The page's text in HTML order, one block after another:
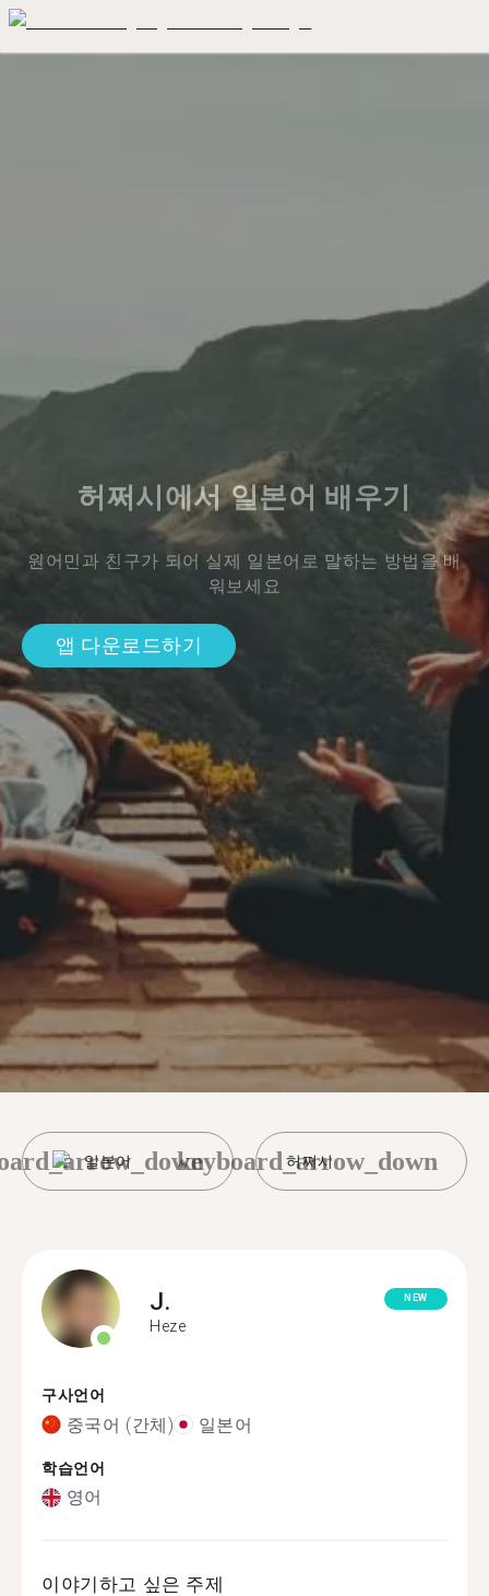
허쩌시에서 일본어 배우기
원어민과 친구가 되어 실제 일본어로 말하는 방법을 배
워보세요
앱 다운로드하기
일본어 허쩌시
keyboard_arrow_down
J.
Heze
NEW
구사언어
중국어 (간체) 일본어
학습언어
영어
이야기하고 싶은 주제